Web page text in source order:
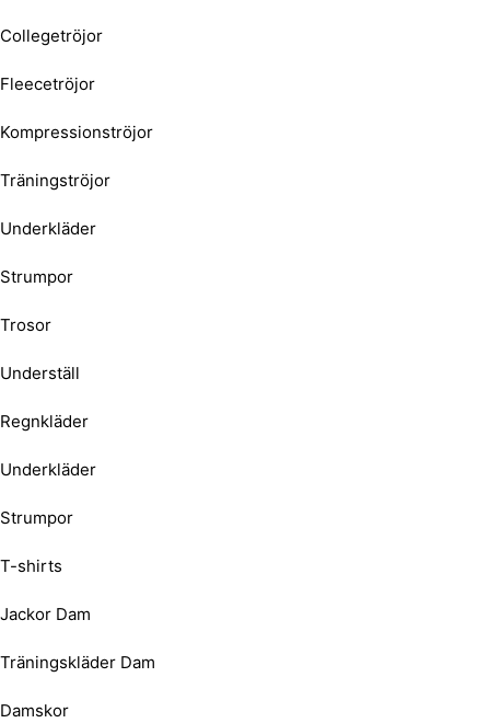
Collegetröjor
Fleecetröjor
Kompressionströjor
Träningströjor
Underkläder
Strumpor
Trosor
Underställ
Regnkläder
Underkläder
Strumpor
T-shirts
Jackor Dam
Träningskläder Dam
Damskor